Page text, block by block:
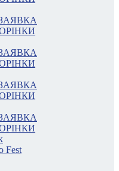
Fest